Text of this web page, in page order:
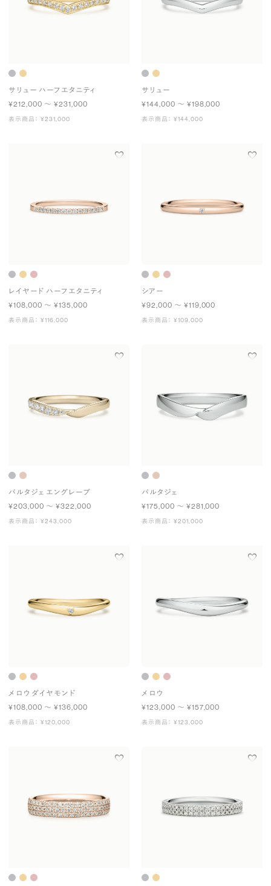
サリュー ハーフエタニティ
¥212,000 〜 ¥231,000
表示商品： ¥231,000
サリュー
¥144,000 〜 ¥198,000
表示商品： ¥144,000
レイヤード ハーフエタニティ
¥108,000 〜 ¥135,000
表示商品： ¥116,000
シアー
¥92,000 〜 ¥119,000
表示商品： ¥109,000
パルタジェ エングレーブ
¥203,000 〜 ¥322,000
表示商品： ¥243,000
パルタジェ
¥175,000 〜 ¥281,000
表示商品： ¥201,000
メロウ ダイヤモンド
¥108,000 〜 ¥136,000
表示商品： ¥120,000
メロウ
¥123,000 〜 ¥157,000
表示商品： ¥123,000